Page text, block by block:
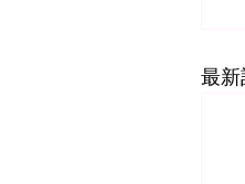
最新